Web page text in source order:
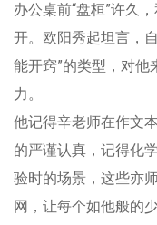
办公桌前“盘桓”许久
开。欧阳秀起坦言，
能开窍”的类型，对
力。
他记得辛老师在作文
的严谨认真，记得化
验时的场景，这些亦
网，让每个如他般的